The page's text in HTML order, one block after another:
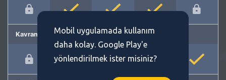
Kavram önermeMobil uygulamada kullanım
daha kolay. Google Play'e
yönlendirilmek ister misiniz?